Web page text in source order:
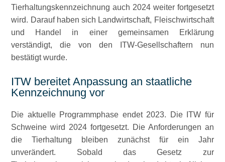
Tierhaltungskennzeichnung auch 2024 weiter fortgesetzt
wird. Darauf haben sich Landwirtschaft, Fleischwirtschaft
und Handel in einer gemeinsamen Erklärung
verständigt, die von den ITW-Gesellschaftern nun
bestätigt wurde.
ITW bereitet Anpassung an staatliche
Kennzeichnung vor
Die aktuelle Programmphase endet 2023. Die ITW für
Schweine wird 2024 fortgesetzt. Die Anforderungen an
die Tierhaltung bleiben zunächst für ein Jahr
unverändert. Sobald das Gesetz zur